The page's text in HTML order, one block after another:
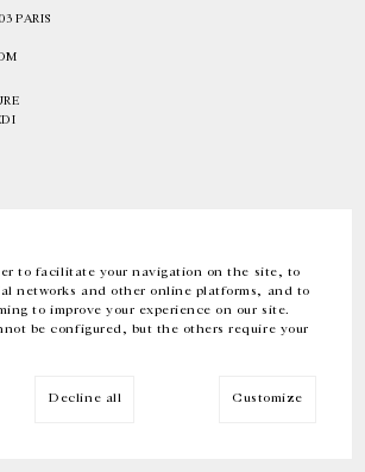
to facilitate your navigation on the site, to
networks and other online platforms, and to
to improve your experience on our site.
be configured, but the others require your
Decline all Customize
PARIS
Instagram